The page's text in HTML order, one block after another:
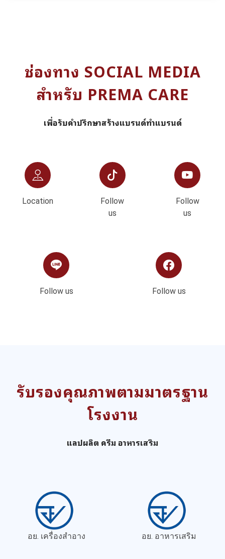
ช่องทาง SOCIAL MEDIA
สำหรับ PREMA CARE
เพื่อรับคำปรึกษาสร้างแบรนด์ทำแบรนด์
Location
Follow
us
Follow
us
Follow us Follow us
รับรองคุณภาพตามมาตรฐาน
โรงงาน
แลปผลิต ครีม อาหารเสริม
อย. เครื่องสำอาง อย. อาหารเสริม